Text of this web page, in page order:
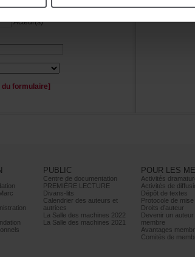
Personnage(s)
Acteur(s)
PUBLIC
Centrededocumentation
PREMIÈRELECTURE
Divans-lits
Calendrierdesauteurset
autrices
LaSalledesmachines2022
LaSalledesmachines2021
Dépôtdetextes
Droitsd’auteur
membre